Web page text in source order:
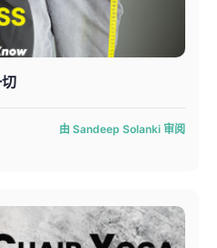
由 Sandeep Solanki 审阅